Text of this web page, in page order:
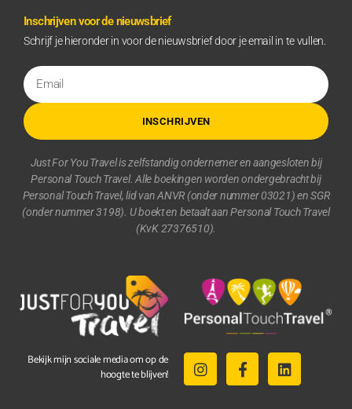
Inschrijven voor de nieuwsbrief
Schrijf je hieronder in voor de nieuwsbrief door je email in te vullen.
INSCHRIJVEN
Just For You Travel is zelfstandig ondernemer en aangesloten bij
Personal Touch Travel. Alle boekingen worden ondergebracht bij
Personal Touch Travel, lid van ANVR (onder nummer 03021) en SGR
(onder nummer 3198). U boekt en betaalt aan Personal Touch Travel
(KvK 27376510).
Bekijk mijn sociale media om op de
hoogte te blijven!